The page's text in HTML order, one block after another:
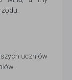
uczniów